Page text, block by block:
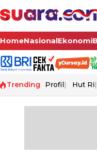
HomeNasionalEkonomi
Trending Profil Hut Ri